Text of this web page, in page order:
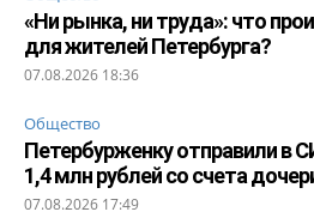
«Ни рынка, ни труда»: что
для жителей Петербурга?
07.08.2026 18:36
Общество
Петербурженку отправили в
1,4 млн рублей со счета
07.08.2026 17:49